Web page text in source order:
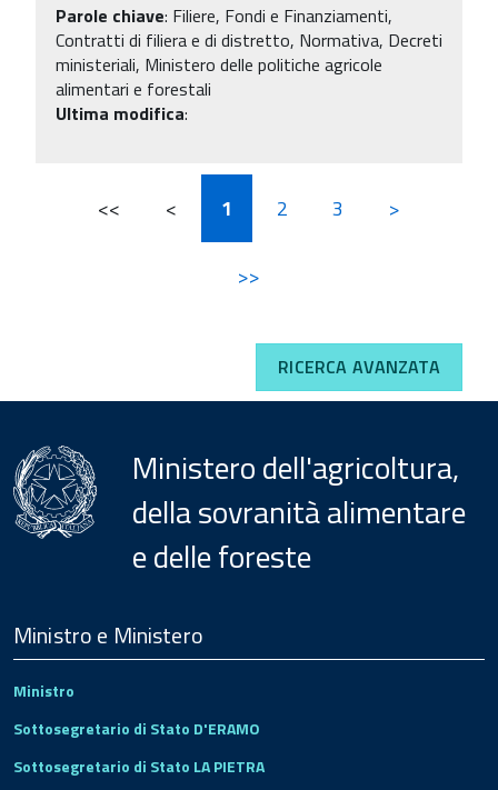
Parole chiave: Filiere, Fondi e Finanziamenti,
Contratti di filiera e di distretto, Normativa, Decreti
ministeriali, Ministero delle politiche agricole
alimentari e forestali
Ultima modifica:
<< < 1 2 3 >
>>
RICERCA AVANZATA
Ministero dell'agricoltura,
della sovranità alimentare
e delle foreste
Footer
Ministro e Ministero
Ministro
Sottosegretario di Stato D'ERAMO
Sottosegretario di Stato LA PIETRA